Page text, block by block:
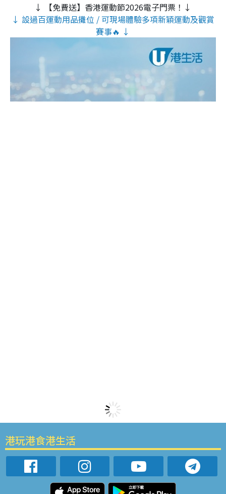
↓ 【免費送】香港運動節2026電子門票！↓
↓ 設過百運動用品攤位 / 可現場體驗多項新穎運動及觀賞
賽事🔥 ↓
港玩港食港生活